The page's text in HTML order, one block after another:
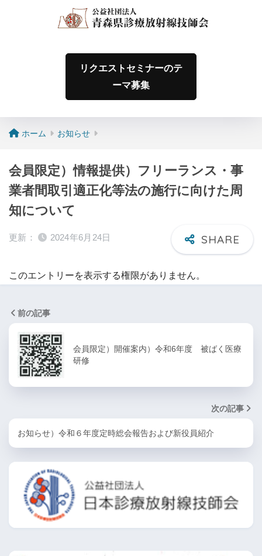
リクエストセミナーのテ
ーマ募集
ホーム お知らせ
会員限定）情報提供）フリーランス・事
業者間取引適正化等法の施行に向けた周
知について
更新： 2024年6月24日
このエントリーを表示する権限がありません。
前の記事
会員限定）開催案内）令和6年度 被ばく医療
研修
次の記事
お知らせ）令和６年度定時総会報告および新役員紹介